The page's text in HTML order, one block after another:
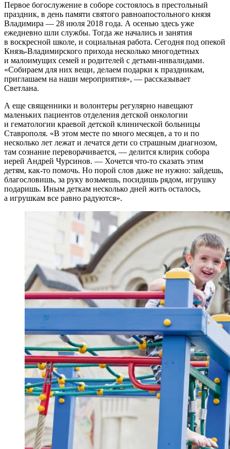
Первое богослужение в соборе состоялось в престольный
праздник, в день памяти святого равноапостольного князя
Владимира — 28 июля 2018 года. А осенью здесь уже
ежедневно шли службы. Тогда же начались и занятия
в воскрес­ной школе, и социальная работа. Сегодня под опекой
Князь-Владимирского прихода несколько многодетных
и малоимущих семей и родителей с детьми-инвалидами.
«Собираем для них вещи, делаем подарки к праздникам,
приглашаем на наши мероприятия», — рассказывает
Светлана.
А еще священники и волонтеры регулярно навещают
маленьких пациентов отделения детской онкологии
и гематологии краевой детской клинической больницы
Ставрополя. «В этом месте по много месяцев, а то и по
несколько лет лежат и лечатся дети со страшным диагнозом,
там сознание переворачивается, — делится клирик собора
иерей Андрей Чурсинов. — Хочется что-то сказать этим
детям, как-то помочь. Но порой слов даже не нужно: зайдешь,
благословишь, за руку возьмешь, посидишь рядом, игрушку
подаришь. Иным деткам несколько дней жить осталось,
а игрушкам все равно радуются».